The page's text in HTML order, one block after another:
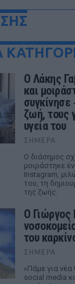
Ο Λάκης
και
συγκίνησε
ζωή, τους
υγεία του
ΣΉΜΕΡΑ
Ο διάσημος
μοιράστηκε
Instagram,
του, τη
της ζωής.
O
του
ΣΉΜΕΡΑ
«Πάμε για
social media